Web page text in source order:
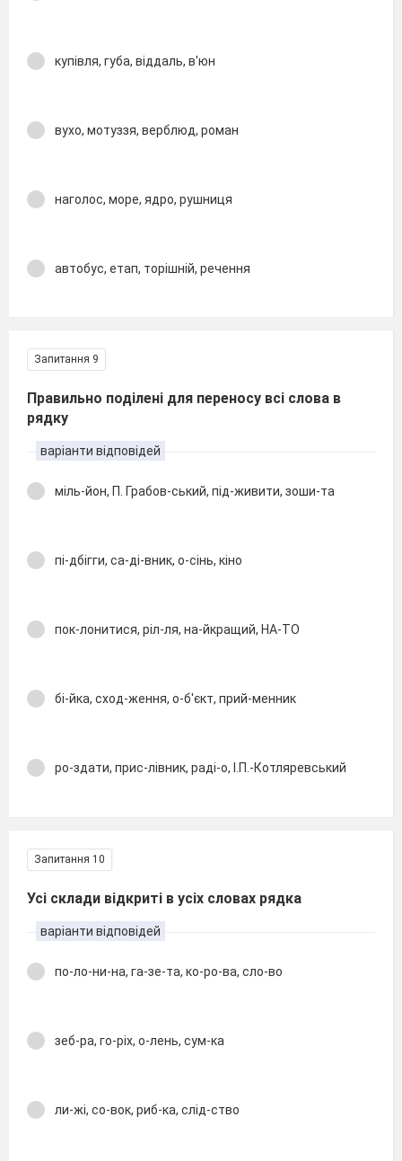
купівля, губа, віддаль, в'юн
вухо, мотуззя, верблюд, роман
наголос, море, ядро, рушниця
автобус, етап, торішній, речення
Запитання 9
Правильно поділені для переносу всі слова в
рядку
варіанти відповідей
міль-йон, П. Грабов-ський, під-живити, зоши-та
пі-дбігги, са-ді-вник, о-сінь, кіно
пок-лонитися, ріл-ля, на-йкращий, НА-ТО
бі-йка, сход-ження, о-б'єкт, прий-менник
ро-здати, прис-лівник, раді-о, І.П.-Котляревський
Запитання 10
Усі склади відкриті в усіх словах рядка
варіанти відповідей
по-ло-ни-на, га-зе-та, ко-ро-ва, сло-во
зеб-ра, го-ріх, о-лень, сум-ка
ли-жі, со-вок, риб-ка, слід-ство